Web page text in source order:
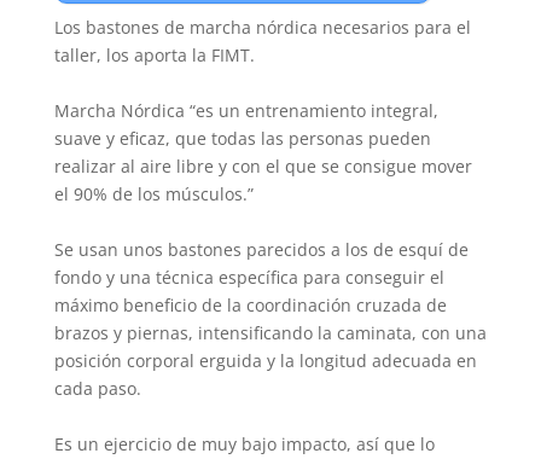
Los bastones de marcha nórdica necesarios para el
taller, los aporta la FIMT.
Marcha Nórdica “es un entrenamiento integral,
suave y eficaz, que todas las personas pueden
realizar al aire libre y con el que se consigue mover
el 90% de los músculos.”
Se usan unos bastones parecidos a los de esquí de
fondo y una técnica específica para conseguir el
máximo beneficio de la coordinación cruzada de
brazos y piernas, intensificando la caminata, con una
posición corporal erguida y la longitud adecuada en
cada paso.
Es un ejercicio de muy bajo impacto, así que lo